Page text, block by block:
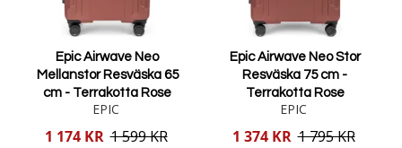
Epic Airwave Neo
Mellanstor Resväska 65
cm - Terrakotta Rose
EPIC
Reducerat
1 174 KR 1 599 KR
Epic Airwave Neo Stor
Resväska 75 cm -
Terrakotta Rose
EPIC
Reducerat
1 374 KR 1 795 KR